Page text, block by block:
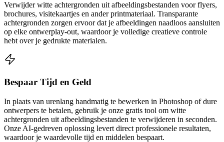
Verwijder witte achtergronden uit afbeeldingsbestanden voor flyers,
brochures, visitekaartjes en ander printmateriaal. Transparante
achtergronden zorgen ervoor dat je afbeeldingen naadloos aansluiten
op elke ontwerplay-out, waardoor je volledige creatieve controle
hebt over je gedrukte materialen.
Bespaar Tijd en Geld
In plaats van urenlang handmatig te bewerken in Photoshop of dure
ontwerpers te betalen, gebruik je onze gratis tool om witte
achtergronden uit afbeeldingsbestanden te verwijderen in seconden.
Onze AI-gedreven oplossing levert direct professionele resultaten,
waardoor je waardevolle tijd en middelen bespaart.